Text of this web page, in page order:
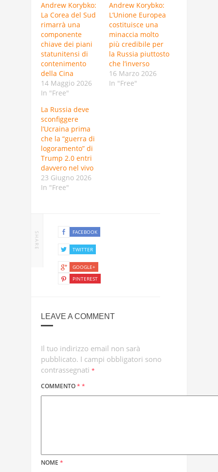
Andrew Korybko:
La Corea del Sud
rimarrà una
componente
chiave dei piani
statunitensi di
contenimento
della Cina
14 Maggio 2026
In "Free"
Andrew Korybko:
L’Unione Europea
costituisce una
minaccia molto
più credibile per
la Russia piuttosto
che l’inverso
16 Marzo 2026
In "Free"
La Russia deve
sconfiggere
l’Ucraina prima
che la “guerra di
logoramento” di
Trump 2.0 entri
davvero nel vivo
23 Giugno 2026
In "Free"
SHARE FACEBOOK
TWITTER
GOOGLE+
PINTEREST
LEAVE A COMMENT
Il tuo indirizzo email non sarà
pubblicato. I campi obbligatori sono
contrassegnati *
COMMENTO* *
NOME *